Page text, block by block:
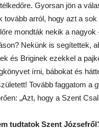
Gyorsan jön a
tovább arról, hogy azt a
mondták nekik a
Nekünk is segítettek,
és Briginek ezekkel a
írni, bábokat és
Tovább faggatom a
„Azt, hogy a Szent
tudtatok Szent